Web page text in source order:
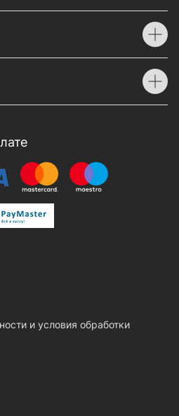
и условия обработки